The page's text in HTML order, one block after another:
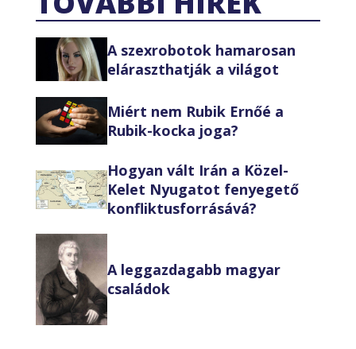
A szexrobotok hamarosan
eláraszthatják a világot
Miért nem Rubik Ernőé a
Rubik-kocka joga?
Hogyan vált Irán a Közel-
Kelet Nyugatot fenyegető
konfliktusforrásává?
A leggazdagabb magyar
családok